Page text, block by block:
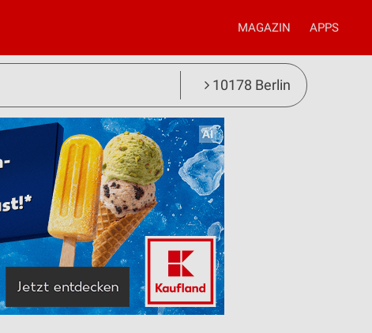
MAGAZIN APPS
10178 Berlin